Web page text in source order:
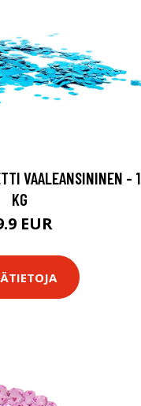
VAALEANSININEN - 1
KG
EUR